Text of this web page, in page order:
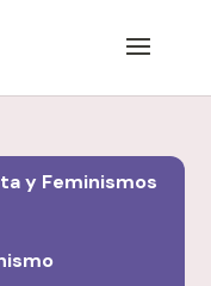
y Feminismos